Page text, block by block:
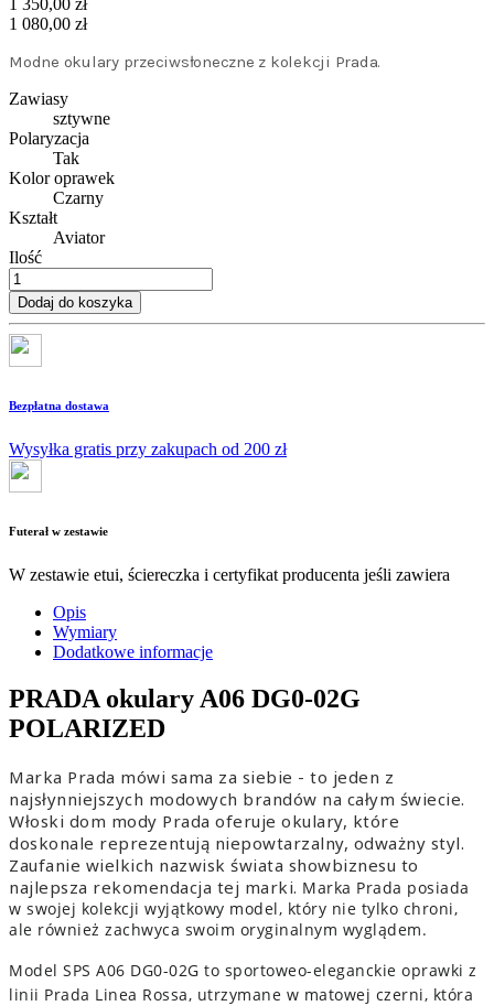
1 080,00 zł
Modne okulary przeciwsłoneczne z kolekcji Prada.
Zawiasy
sztywne
Polaryzacja
Tak
Kolor oprawek
Czarny
Kształt
Aviator
Ilość
Dodaj do koszyka
Bezpłatna dostawa
Wysyłka gratis przy zakupach od 200 zł
Futerał w zestawie
W zestawie etui, ściereczka i certyfikat producenta jeśli zawiera
Opis
Wymiary
Dodatkowe informacje
PRADA okulary A06 DG0-02G
POLARIZED
Marka Prada mówi sama za siebie - to jeden z
najsłynniejszych modowych brandów na całym świecie.
Włoski dom mody Prada oferuje okulary, które
doskonale reprezentują niepowtarzalny, odważny styl.
Zaufanie wielkich nazwisk świata showbiznesu to
najlepsza rekomendacja tej marki. Marka Prada posiada
w swojej kolekcji wyjątkowy model, który nie tylko chroni,
ale również zachwyca swoim oryginalnym wyglądem.
Model SPS A06 DG0-02G to sportoweo-eleganckie oprawki z
linii Prada Linea Rossa, utrzymane w matowej czerni, która